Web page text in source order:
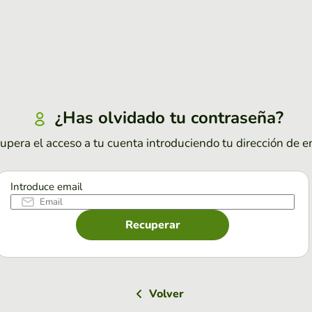
¿Has olvidado tu contraseña?
el acceso a tu cuenta introduciendo tu dirección de
Introduce email
Recuperar
Volver